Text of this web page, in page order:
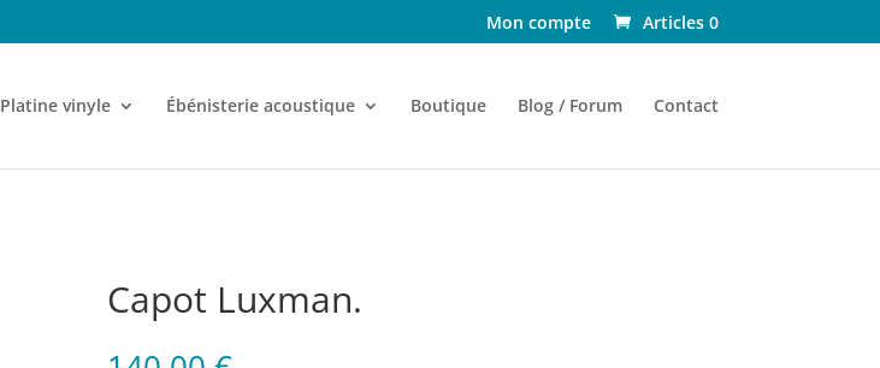
Mon compte Articles 0
Platine vinyle Ébénisterie acoustique Boutique Blog / Forum Contact
Capot Luxman.